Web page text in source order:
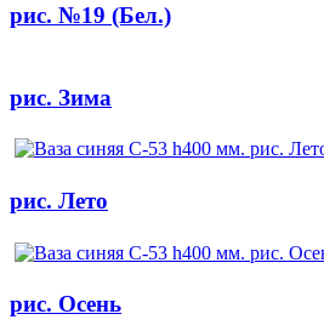
рис. №19 (Бел.)
рис. Зима
рис. Лето
рис. Осень